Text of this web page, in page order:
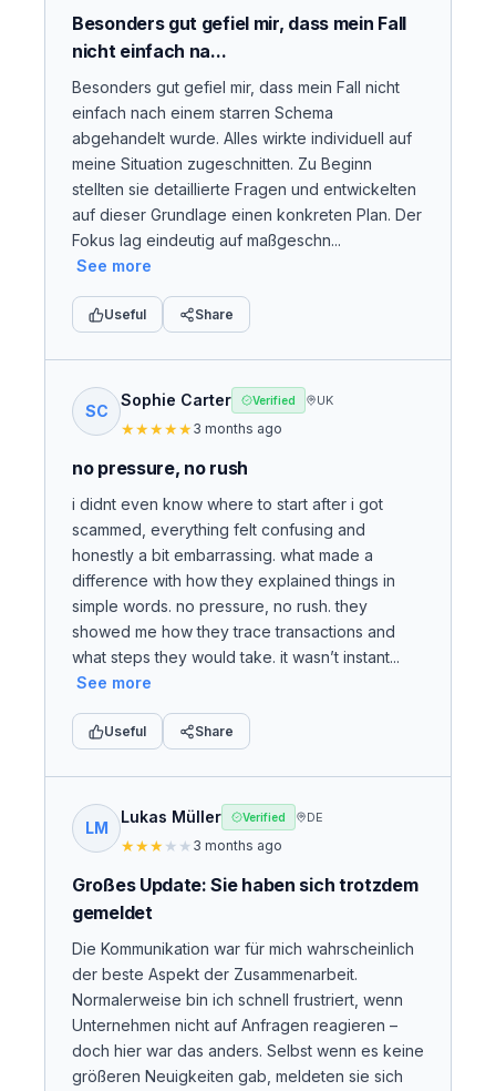
Besonders gut gefiel mir, dass mein Fall
nicht einfach na...
Besonders gut gefiel mir, dass mein Fall nicht
einfach nach einem starren Schema
abgehandelt wurde. Alles wirkte individuell auf
meine Situation zugeschnitten. Zu Beginn
stellten sie detaillierte Fragen und entwickelten
auf dieser Grundlage einen konkreten Plan. Der
Fokus lag eindeutig auf maßgeschn...
See more
Useful Share
SC
Sophie Carter Verified UK
★★★★★3 months ago
no pressure, no rush
i didnt even know where to start after i got
scammed, everything felt confusing and
honestly a bit embarrassing. what made a
difference with how they explained things in
simple words. no pressure, no rush. they
showed me how they trace transactions and
what steps they would take. it wasn’t instant...
See more
Useful Share
LM
Lukas Müller Verified DE
★★★★ ★ 3 months ago
Großes Update: Sie haben sich trotzdem
gemeldet
Die Kommunikation war für mich wahrscheinlich
der beste Aspekt der Zusammenarbeit.
Normalerweise bin ich schnell frustriert, wenn
Unternehmen nicht auf Anfragen reagieren –
doch hier war das anders. Selbst wenn es keine
größeren Neuigkeiten gab, meldeten sie sich